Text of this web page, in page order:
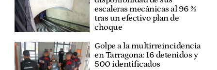
escaleras mecánicas al 96 %
tras un efectivo plan de
choque
Golpe a la multirreincidencia
en Tarragona: 16 detenidos y
500 identificados